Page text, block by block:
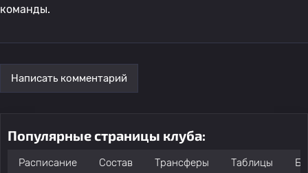
команды.
Написать комментарий
Популярные страницы клуба:
Расписание Состав Трансферы Таблицы